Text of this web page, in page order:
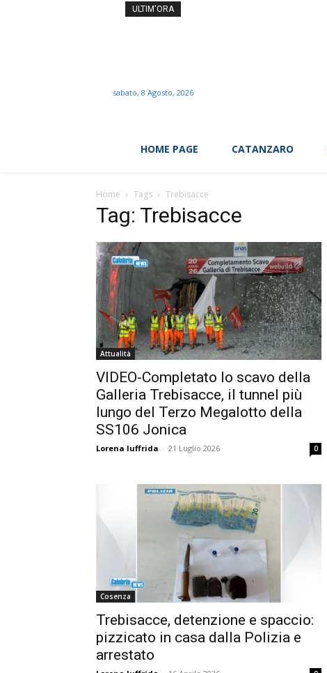
ULTIM'ORA
sabato, 8 Agosto, 2026
HOME PAGE CATANZARO
Home Tags Trebisacce
Tag: Trebisacce
Attualità
VIDEO-Completato lo scavo della
Galleria Trebisacce, il tunnel più
lungo del Terzo Megalotto della
SS106 Jonica
Lorena Iuffrida - 21 Luglio 2026 0
Cosenza
Trebisacce, detenzione e spaccio:
pizzicato in casa dalla Polizia e
arrestato